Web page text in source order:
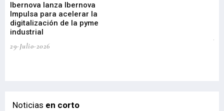
Ibernova lanza Ibernova
Impulsa para acelerar la
digitalización de la pyme
industrial
29-Julio-2026
Noticias en corto